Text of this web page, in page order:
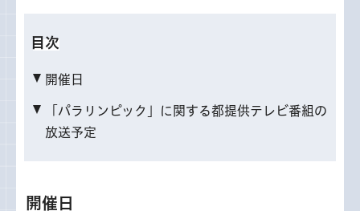
目次
開催日
「パラリンピック」に関する都提供テレビ番組の
放送予定
開催日